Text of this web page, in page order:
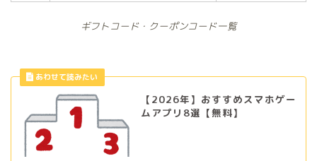
ギフトコード・クーポンコード一覧
【2026年】おすすめスマホゲー
ムアプリ8選【無料】